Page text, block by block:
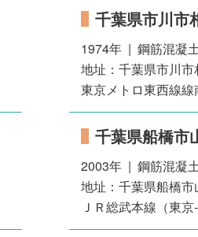
千葉県市川市
1974年 | 鋼筋混凝
地址：千葉県市川市
東京メトロ東西線
千葉県船橋市
2003年 | 鋼筋混凝
地址：千葉県船橋市
ＪＲ総武本線（東